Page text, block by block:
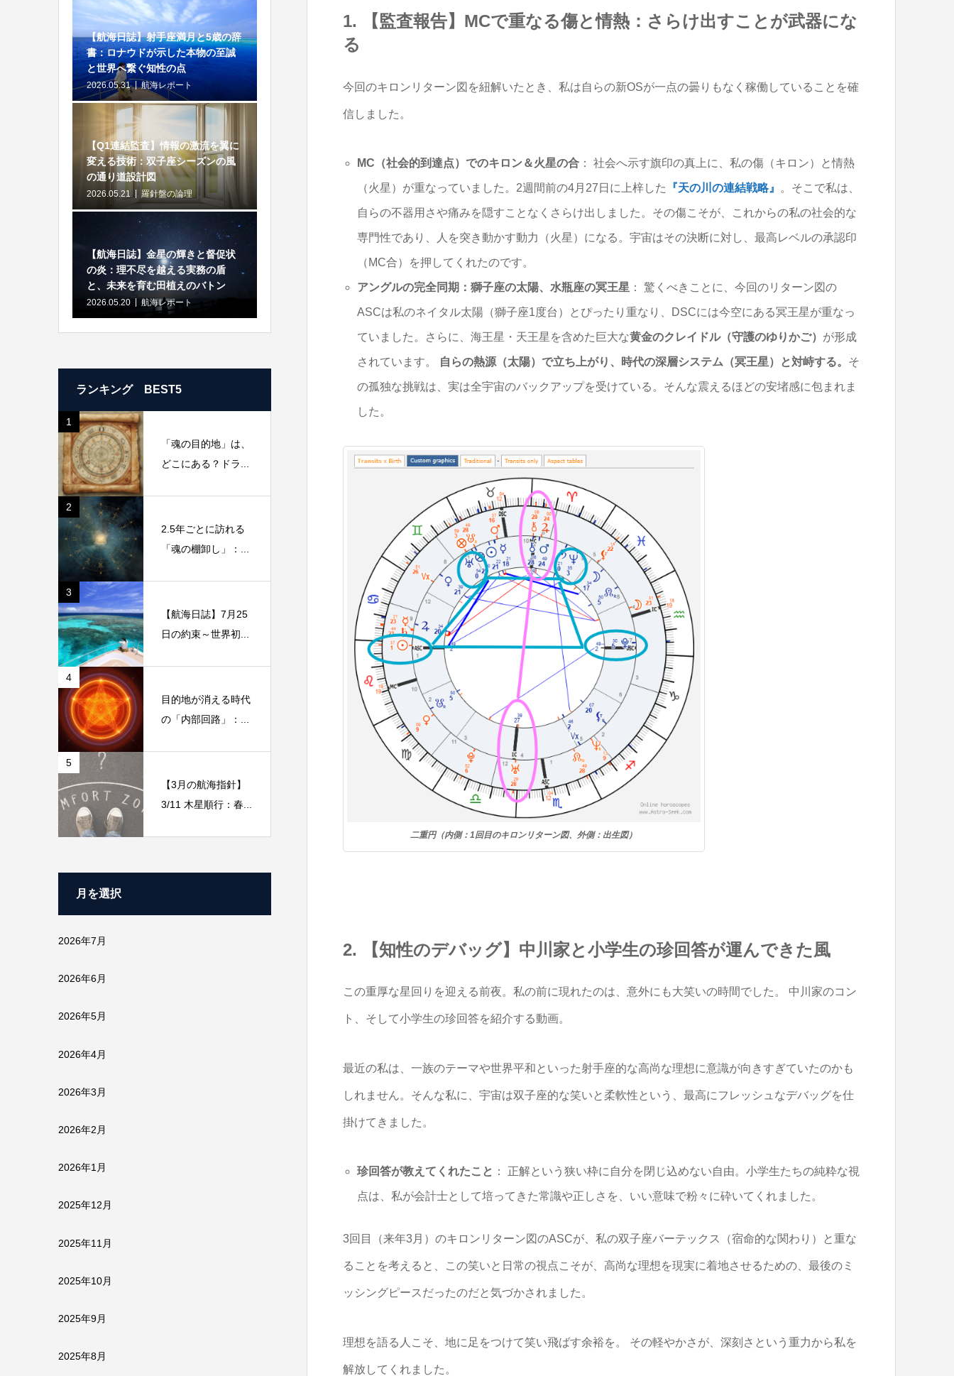
1. 【監査報告】MCで重なる傷と情熱：さらけ出すことが武器にな
る
今回のキロンリターン図を紐解いたとき、私は自らの新OSが一点の曇りもなく稼働していることを確
信しました。
MC（社会的到達点）でのキロン＆火星の合： 社会へ示す旗印の真上に、私の傷（キロン）と情熱
（火星）が重なっていました。2週間前の4月27日に上梓した 『天の川の連結戦略』 。そこで私は、
自らの不器用さや痛みを隠すことなくさらけ出しました。その傷こそが、これからの私の社会的な
専門性であり、人を突き動かす動力（火星）になる。宇宙はその決断に対し、最高レベルの承認印
（MC合）を押してくれたのです。
アングルの完全同期：獅子座の太陽、水瓶座の冥王星 ： 驚くべきことに、今回のリターン図の
ASCは私のネイタル太陽（獅子座1度台）とぴったり重なり、DSCには今空にある冥王星が重なっ
ていました。さらに、海王星・天王星を含めた巨大な黄金のクレイドル（守護のゆりかご） が形成
されています。 自らの熱源（太陽）で立ち上がり、時代の深層システム（冥王星）と対峙する。 そ
の孤独な挑戦は、実は全宇宙のバックアップを受けている。そんな震えるほどの安堵感に包まれま
した。
二重円（内側：1回目のキロンリターン図、外側：出生図）
2. 【知性のデバッグ】中川家と小学生の珍回答が運んできた風
この重厚な星回りを迎える前夜。私の前に現れたのは、意外にも大笑いの時間でした。 中川家のコン
ト、そして小学生の珍回答を紹介する動画。
最近の私は、一族のテーマや世界平和といった射手座的な高尚な理想に意識が向きすぎていたのかも
しれません。そんな私に、宇宙は双子座的な笑いと柔軟性という、最高にフレッシュなデバッグを仕
掛けてきました。
珍回答が教えてくれたこと ： 正解という狭い枠に自分を閉じ込めない自由。小学生たちの純粋な視
点は、私が会計士として培ってきた常識や正しさを、いい意味で粉々に砕いてくれました。
3回目（来年3月）のキロンリターン図のASCが、私の双子座バーテックス（宿命的な関わり）と重な
ることを考えると、この笑いと日常の視点こそが、高尚な理想を現実に着地させるための、最後のミ
ッシングピースだったのだと気づかされました。
理想を語る人こそ、地に足をつけて笑い飛ばす余裕を。 その軽やかさが、深刻さという重力から私を
解放してくれました。
【航海日誌】射手座満月と5歳の辞
書：ロナウドが示した本物の至誠
と世界へ繋ぐ知性の点
2026.05.31 航海レポート
【Q1連結監査】情報の激流を翼に
変える技術：双子座シーズンの風
の通り道設計図
2026.05.21 羅針盤の論理
【航海日誌】金星の輝きと督促状
の炎：理不尽を越える実務の盾
と、未来を育む田植えのバトン
2026.05.20 航海レポート
ランキング BEST5
1
「魂の目的地」は、
どこにある？ドラ...
2
2.5年ごとに訪れる
「魂の棚卸し」：...
3
【航海日誌】7月25
日の約束～世界初...
4
目的地が消える時代
の「内部回路」：...
5
【3月の航海指針】
3/11 木星順行：春...
月を選択
2026年7月
2026年6月
2026年5月
2026年4月
2026年3月
2026年2月
2026年1月
2025年12月
2025年11月
2025年10月
2025年9月
2025年8月